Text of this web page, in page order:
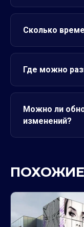
Сколько
Где можно
Можно ли
изменений?